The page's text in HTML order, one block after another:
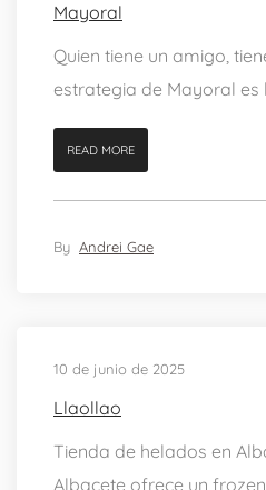
Mayoral
Quien tiene un amigo,
estrategia de Mayoral es
READ MORE
By Andrei Gae
10 de junio de 2025
Llaollao
Tienda de helados en
Albacete ofrece un